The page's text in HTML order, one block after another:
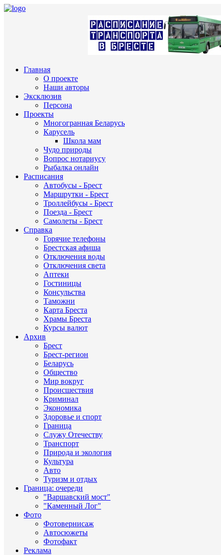
Главная
О проекте
Наши авторы
Эксклюзив
Персона
Проекты
Многогранная Беларусь
Карусель
Школа мам
Чудо природы
Вопрос нотариусу
Рыбалка онлайн
Расписания
Автобусы - Брест
Маршрутки - Брест
Троллейбусы - Брест
Поезда - Брест
Самолеты - Брест
Справка
Горячие телефоны
Брестская афиша
Отключения воды
Отключения света
Аптеки
Гостиницы
Консульства
Таможни
Карта Бреста
Храмы Бреста
Курсы валют
Архив
Брест
Брест-регион
Беларусь
Общество
Мир вокруг
Происшествия
Криминал
Экономика
Здоровье и спорт
Граница
Служу Отечеству
Транспорт
Природа и экология
Культура
Авто
Туризм и отдых
Граница: очереди
"Варшавский мост"
"Каменный Лог"
Фото
Фотовернисаж
Автосюжеты
Фотофакт
Реклама